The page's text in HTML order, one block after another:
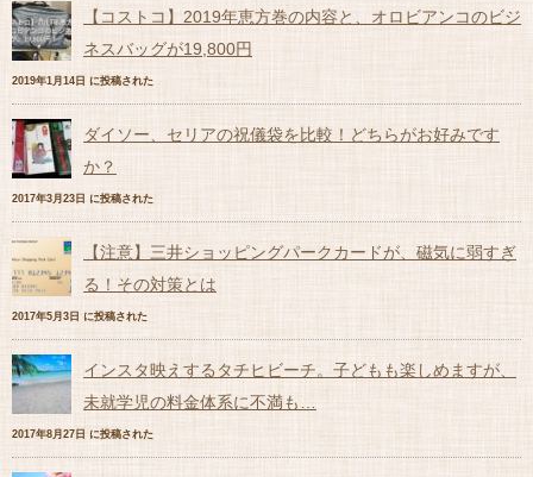
【コストコ】2019年恵方巻の内容と、オロビアンコのビジ
ネスバッグが19,800円
2019年1月14日 に投稿された
ダイソー、セリアの祝儀袋を比較！どちらがお好みです
か？
2017年3月23日 に投稿された
【注意】三井ショッピングパークカードが、磁気に弱すぎ
る！その対策とは
2017年5月3日 に投稿された
インスタ映えするタチヒビーチ。子どもも楽しめますが、
未就学児の料金体系に不満も…
2017年8月27日 に投稿された